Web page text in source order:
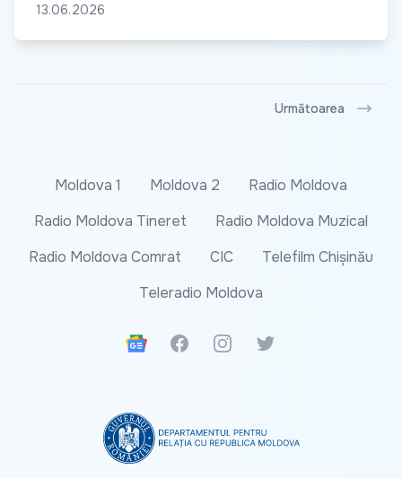
13.06.2026
Următoarea
Moldova 1 Moldova 2
Radio Moldova
Radio Moldova Tineret
Radio Moldova Muzical
Radio Moldova Comrat
CIC
Telefilm Chișinău
Teleradio Moldova
Google News
FacebookInstagramTwitter